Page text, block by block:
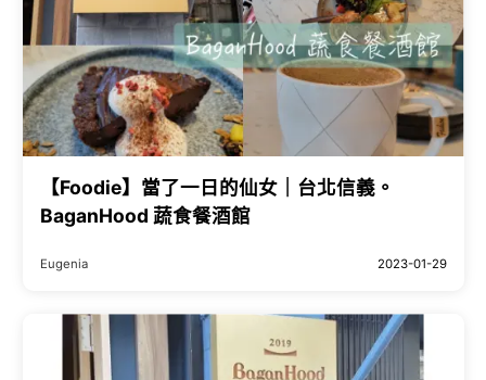
【Foodie】當了一日的仙女｜台北信義。
BaganHood 蔬食餐酒館
Eugenia 2023-01-29